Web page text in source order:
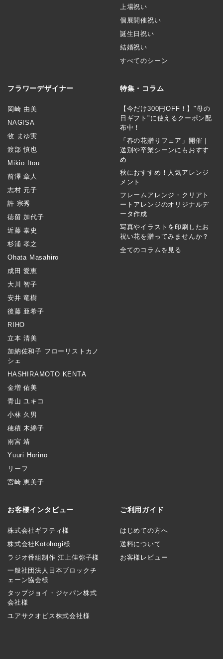
上場祝い
個展開催祝い
誕生日祝い
結婚祝い
すべてのシーン
フラワーデザイナー
岡崎 由美
NAGISA
牧 まゆ実
渡部 慎也
Mikio Itou
前澤 章人
志村 元子
許 宗秀
徳留 加代子
近藤 泰史
杉浦 孝之
Ohata Masahiro
成田 愛恵
大川 智子
安井 竜樹
後藤 亜希子
RIHO
立本 清美
加納佐和子 フローリストカノ
シェ
HASHIRAMOTO KENTA
金増 佑美
青山 ユキコ
小林 久男
穂積 木綿子
雨宮 靖
Yuuri Horino
リーフ
宮崎 恵美子
特集・コラム
【今だけ300円OFF！】"母の
日ギフト"に使えるクーポン配
布中！
「春の花贈りフェア」開催｜
送別や卒業シーンにもおすす
め
秋におすすめ！人気アレンジ
メント
フレームアレンジ・クリアト
ートアレンジのオリジナルデ
ータ作成
写真やイラストを印刷したお
祝い花を贈ってみませんか？
全てのコラムを見る
お客様インタビュー
株式会社ギフティ様
株式会社Kotohogi様
ラジオ番組制作 江上佳弥子様
一般社団法人日本ブロックチ
ェーン協会様
タップジョイ・ジャパン株式
会社様
ユアサクオビス株式会社様
ご利用ガイド
はじめての方へ
送料について
お客様レビュー